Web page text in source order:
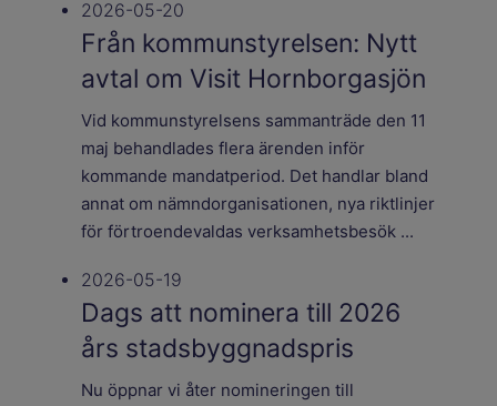
2026-05-20
Från kommunstyrelsen: Nytt
avtal om Visit Hornborgasjön
Vid kommunstyrelsens sammanträde den 11
maj behandlades flera ärenden inför
kommande mandatperiod. Det handlar bland
annat om nämndorganisationen, nya riktlinjer
för förtroendevaldas verksamhetsbesök ...
2026-05-19
Dags att nominera till 2026
års stadsbyggnadspris
Nu öppnar vi åter nomineringen till